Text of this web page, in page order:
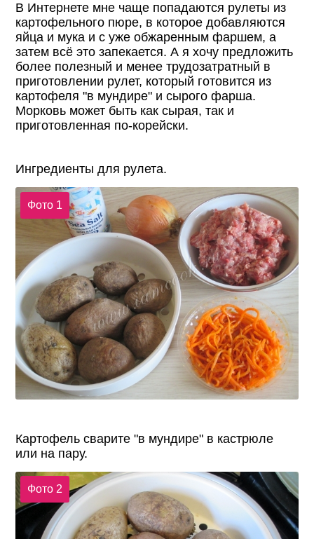
В Интернете мне чаще попадаются рулеты из
картофельного пюре, в которое добавляются
яйца и мука и с уже обжаренным фаршем, а
затем всё это запекается. А я хочу предложить
более полезный и менее трудозатратный в
приготовлении рулет, который готовится из
картофеля "в мундире" и сырого фарша.
Морковь может быть как сырая, так и
приготовленная по-корейски.
Ингредиенты для рулета.
Фото 1
Картофель сварите "в мундире" в кастрюле
или на пару.
Фото 2